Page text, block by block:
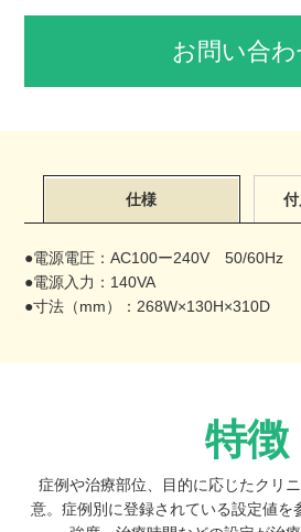
お問い合わ
仕様
●電源電圧：AC100ー240V 50/60Hz
●電源入力：140VA
●寸法（mm）：268W×130H×310D
特徴
症例や治療部位、目的に応じたクリ
意。症例別に登録されている設定値を